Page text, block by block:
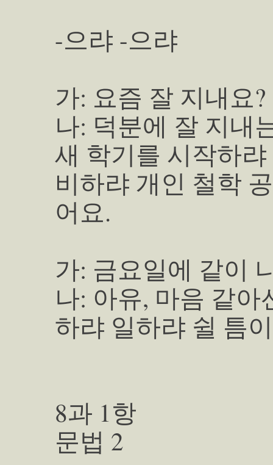
-으랴 -으랴
가: 요즘 잘 지내요?
나: 덕분에 잘 지내
새 학기를 시작하
비하랴 개인 철학
어요.
가: 금요일에 같이
나: 아유, 마음 같
하랴 일하랴 쉴 틈
8과 1항
문법 2